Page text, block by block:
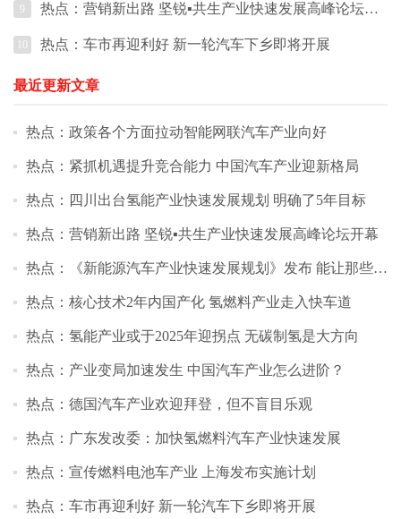
9 热点：营销新出路 坚锐▪共生产业快速发展高峰论坛开幕
热点：车市再迎利好 新一轮汽车下乡即将开展
最近更新文章
热点：政策各个方面拉动智能网联汽车产业向好
热点：紧抓机遇提升竞合能力 中国汽车产业迎新格局
热点：四川出台氢能产业快速发展规划 明确了5年目标
热点：营销新出路 坚锐▪共生产业快速发展高峰论坛开幕
热点：《新能源汽车产业快速发展规划》发布 能让那些公司获益？
热点：核心技术2年内国产化 氢燃料产业走入快车道
热点：氢能产业或于2025年迎拐点 无碳制氢是大方向
热点：产业变局加速发生 中国汽车产业怎么进阶？
热点：德国汽车产业欢迎拜登，但不盲目乐观
热点：广东发改委：加快氢燃料汽车产业快速发展
热点：宣传燃料电池车产业 上海发布实施计划
热点：车市再迎利好 新一轮汽车下乡即将开展